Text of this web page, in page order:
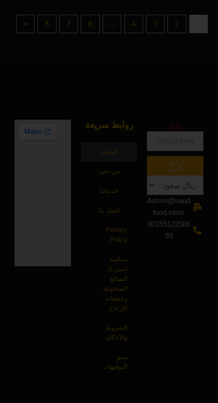
2
3
4
…
6
7
8
←
روابط سريعة
المتجر
من نحن
خدماتنا
اتصل بنا
Privacy
Policy
سياسة
استرداد
المبالغ
المدفوعة
وعمليات
الإرجاع
الشروط
والأحكام
منيو
البوفيهات
ارسال
الاميل
Admin@saud
food.store
00155122586
99